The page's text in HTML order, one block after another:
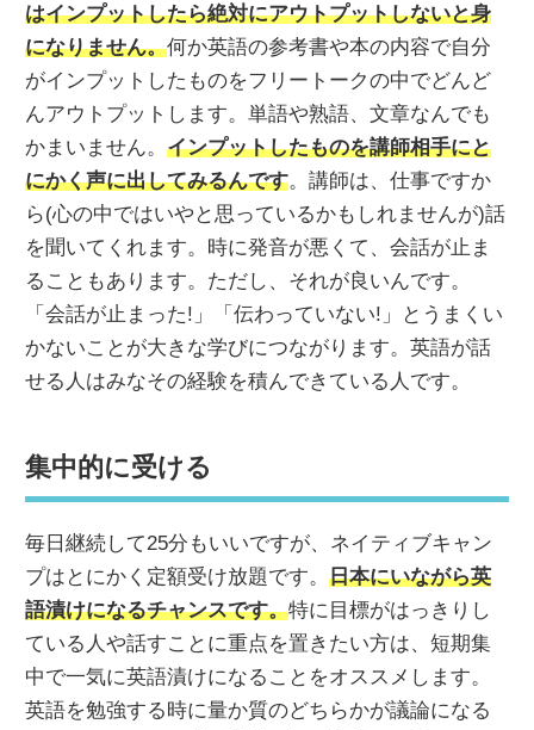
はインプットしたら絶対にアウトプットしないと身
になりません。何か英語の参考書や本の内容で自分
がインプットしたものをフリートークの中でどんど
んアウトプットします。単語や熟語、文章なんでも
かまいません。 インプットしたものを講師相手にと
にかく声に出してみるんです。講師は、仕事ですか
ら(心の中ではいやと思っているかもしれませんが)話
を聞いてくれます。時に発音が悪くて、会話が止ま
ることもあります。ただし、それが良いんです。
「会話が止まった!」「伝わっていない!」とうまくい
かないことが大きな学びにつながります。英語が話
せる人はみなその経験を積んできている人です。
集中的に受ける
毎日継続して25分もいいですが、ネイティブキャン
プはとにかく定額受け放題です。 日本にいながら英
語漬けになるチャンスです。特に目標がはっきりし
ている人や話すことに重点を置きたい方は、短期集
中で一気に英語漬けになることをオススメします。
英語を勉強する時に量か質のどちらかが議論になる